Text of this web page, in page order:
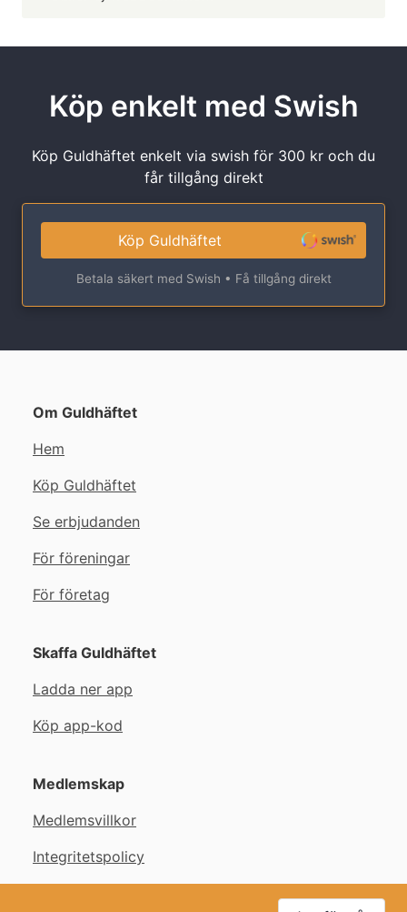
Köp enkelt med Swish
Köp Guldhäftet enkelt via swish för 300 kr och du
får tillgång direkt
Köp Guldhäftet
Betala säkert med Swish • Få tillgång direkt
Om Guldhäftet
Hem
Köp Guldhäftet
Se erbjudanden
För föreningar
För företag
Skaffa Guldhäftet
Ladda ner app
Köp app-kod
Medlemskap
Medlemsvillkor
Integritetspolicy